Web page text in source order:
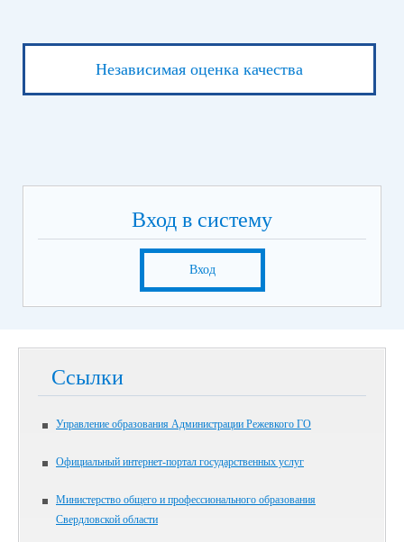
Независимая оценка качества
Вход в систему
Вход
Ссылки
Управление образования Администрации Режевкого ГО
Официальный интернет-портал государственных услуг
Министерство общего и профессионального образования
Свердловской области